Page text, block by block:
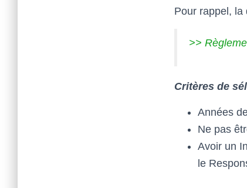
Pour rappel, la
>>
Critères de
Années
Ne pas
Avoir un
le